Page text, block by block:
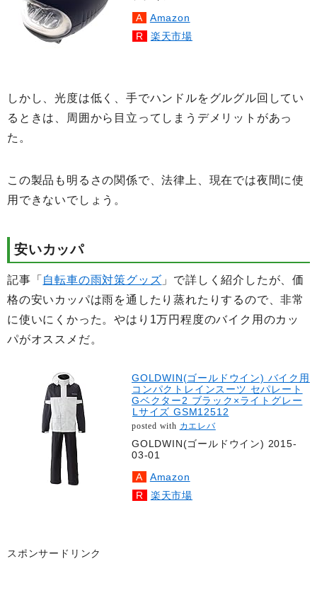
Amazon
楽天市場
しかし、光度は低く、手でハンドルをグルグル回してい
るときは、周囲から目立ってしまうデメリットがあっ
た。
この製品も明るさの関係で、法律上、現在では夜間に使
用できないでしょう。
安いカッパ
記事「 自転車の雨対策グッズ 」で詳しく紹介したが、価
格の安いカッパは雨を通したり蒸れたりするので、非常
に使いにくかった。やはり1万円程度のバイク用のカッ
パがオススメだ。
GOLDWIN(ゴールドウイン) バイク用
コンパクトレインスーツ セパレート
Gベクター2 ブラック×ライトグレー
Lサイズ GSM12512
posted with カエレバ
GOLDWIN(ゴールドウイン) 2015-
03-01
Amazon
楽天市場
スポンサードリンク